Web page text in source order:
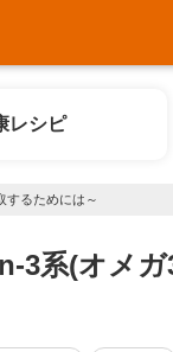
レシピ
するためには～
3系(オメ